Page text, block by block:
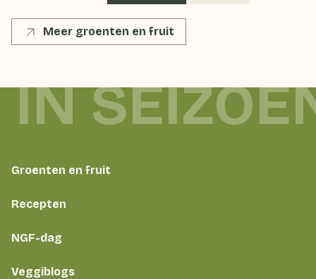
Meer groenten en fruit
Groenten en fruit
Recepten
NGF-dag
Veggiblogs